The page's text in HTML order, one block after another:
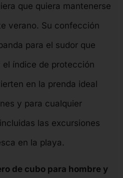
que quiera mantenerse
verano. Su confección
para el sudor que
el índice de protección
en la prenda ideal
y para cualquier
las excursiones
en la playa.
de cubo para hombre y